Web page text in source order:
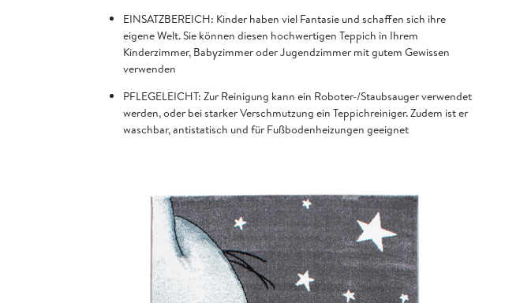
EINSATZBEREICH: Kinder haben viel Fantasie und schaffen sich ihre
eigene Welt. Sie können diesen hochwertigen Teppich in Ihrem
Kinderzimmer, Babyzimmer oder Jugendzimmer mit gutem Gewissen
verwenden
PFLEGELEICHT: Zur Reinigung kann ein Roboter-/Staubsauger verwendet
werden, oder bei starker Verschmutzung ein Teppichreiniger. Zudem ist er
waschbar, antistatisch und für Fußbodenheizungen geeignet